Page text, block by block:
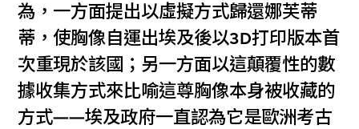
為，一方面提出以虛擬方式歸還娜芙蒂
蒂，使胸像自運出埃及後以3D打印版本首
次重現於該國；另一方面以這顛覆性的數
據收集方式來比喻這尊胸像本身被收藏的
方式——埃及政府一直認為它是歐洲考古